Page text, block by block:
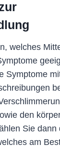
welches
Symptome
den
Sie dann
am